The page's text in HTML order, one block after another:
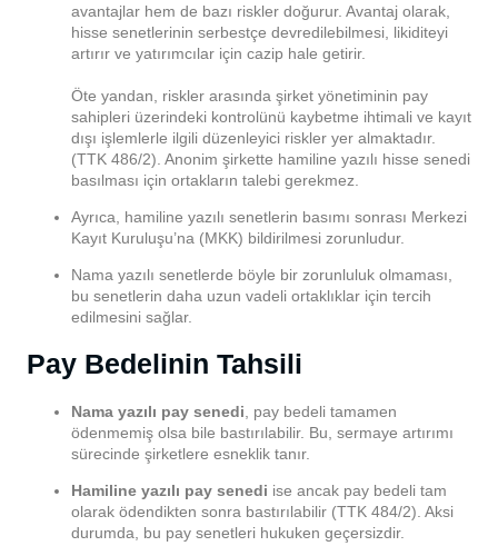
avantajlar hem de bazı riskler doğurur. Avantaj olarak,
hisse senetlerinin serbestçe devredilebilmesi, likiditeyi
artırır ve yatırımcılar için cazip hale getirir.
Öte yandan, riskler arasında şirket yönetiminin pay
sahipleri üzerindeki kontrolünü kaybetme ihtimali ve kayıt
dışı işlemlerle ilgili düzenleyici riskler yer almaktadır.
(TTK 486/2). Anonim şirkette hamiline yazılı hisse senedi
basılması için ortakların talebi gerekmez.
Ayrıca, hamiline yazılı senetlerin basımı sonrası Merkezi
Kayıt Kuruluşu’na (MKK) bildirilmesi zorunludur.
Nama yazılı senetlerde böyle bir zorunluluk olmaması,
bu senetlerin daha uzun vadeli ortaklıklar için tercih
edilmesini sağlar.
Pay Bedelinin Tahsili
Nama yazılı pay senedi , pay bedeli tamamen
ödenmemiş olsa bile bastırılabilir. Bu, sermaye artırımı
sürecinde şirketlere esneklik tanır.
Hamiline yazılı pay senedi ise ancak pay bedeli tam
olarak ödendikten sonra bastırılabilir (TTK 484/2). Aksi
durumda, bu pay senetleri hukuken geçersizdir.